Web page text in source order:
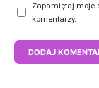
Zapamiętaj moje
komentarzy.